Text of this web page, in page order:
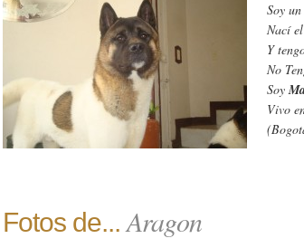
Soy un
Nací
Y
No
Soy
Vivo
Fotos de... Aragon